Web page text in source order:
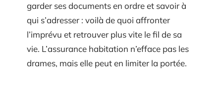
garder ses documents en ordre et savoir à
qui s’adresser : voilà de quoi affronter
l’imprévu et retrouver plus vite le fil de sa
vie. L’assurance habitation n’efface pas les
drames, mais elle peut en limiter la portée.